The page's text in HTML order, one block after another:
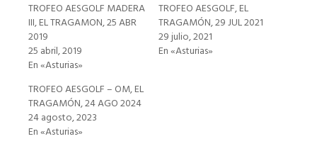
TROFEO AESGOLF MADERA
III, EL TRAGAMON, 25 ABR
2019
25 abril, 2019
En «Asturias»
TROFEO AESGOLF, EL
TRAGAMÓN, 29 JUL 2021
29 julio, 2021
En «Asturias»
TROFEO AESGOLF – OM, EL
TRAGAMÓN, 24 AGO 2024
24 agosto, 2023
En «Asturias»